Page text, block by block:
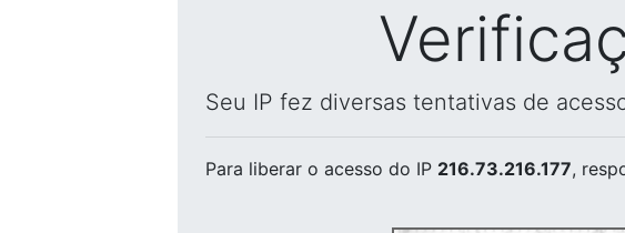
Seu IP fez diversas tentativas de
Para liberar o acesso do IP 216.73.216.177,